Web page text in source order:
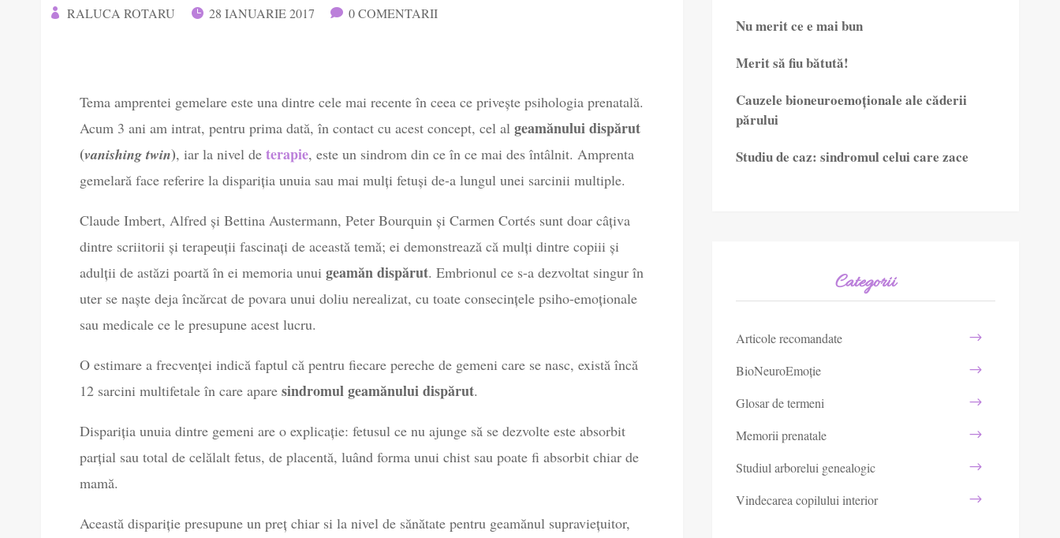
 RALUCA ROTARU  28 IANUARIE 2017  0 COMENTARII
Tema amprentei gemelare este una dintre cele mai recente în ceea ce privește psihologia prenatală.
Acum 3 ani am intrat, pentru prima dată, în contact cu acest concept, cel al geamănului dispărut
(vanishing twin), iar la nivel de terapie, este un sindrom din ce în ce mai des întâlnit. Amprenta
gemelară face referire la dispariția unuia sau mai mulți fetuși de-a lungul unei sarcinii multiple.
Claude Imbert, Alfred și Bettina Austermann, Peter Bourquin și Carmen Cortés sunt doar câțiva
dintre scriitorii și terapeuții fascinați de această temă; ei demonstrează că mulți dintre copiii și
adulții de astăzi poartă în ei memoria unui geamăn dispărut. Embrionul ce s-a dezvoltat singur în
uter se naște deja încărcat de povara unui doliu nerealizat, cu toate consecințele psiho-emoționale
sau medicale ce le presupune acest lucru.
O estimare a frecvenței indică faptul că pentru fiecare pereche de gemeni care se nasc, există încă
12 sarcini multifetale în care apare sindromul geamănului dispărut.
Dispariția unuia dintre gemeni are o explicație: fetusul ce nu ajunge să se dezvolte este absorbit
parțial sau total de celălalt fetus, de placentă, luând forma unui chist sau poate fi absorbit chiar de
mamă.
Această dispariție presupune un preț chiar si la nivel de sănătate pentru geamănul supraviețuitor,
Nu merit ce e mai bun
Merit să fiu bătută!
Cauzele bioneuroemoționale ale căderii
părului
Studiu de caz: sindromul celui care zace
Categorii
Articole recomandate
BioNeuroEmoție
Glosar de termeni
Memorii prenatale
Studiul arborelui genealogic
Vindecarea copilului interior